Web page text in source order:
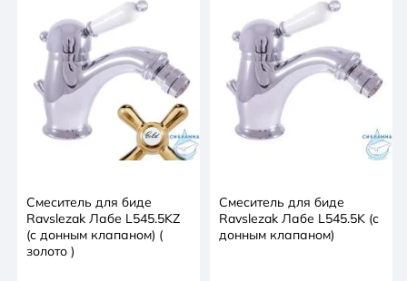
Смеситель для биде
Ravslezak Лабе L545.5KZ
(с донным клапаном) (
золото )
Смеситель для биде
Ravslezak Лабе L545.5K (с
донным клапаном)